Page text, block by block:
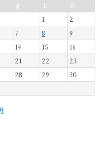
金 土
日
1
2
7 8
9
14 15
16
21 22
23
28 29
30